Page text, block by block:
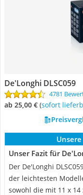
De'Longhi DLSC059
4781
ab 25,00 € ( Sofort
Unser Fazit für
Der De'Longhi
der leichtesten
sowohl die mit 11 x 14